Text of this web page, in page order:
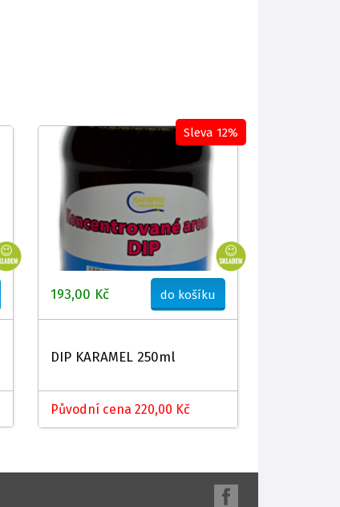
193,00 Kč do košíku
DIP KARAMEL 250ml
Původní cena 220,00 Kč
Sleva 12%